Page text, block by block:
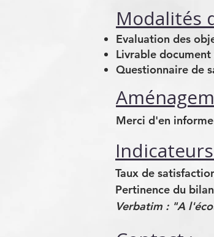
Modalités
Evaluation des
Livrable document
Questionnaire de
Merci d'en
Taux de
Pertinence du
Verbatim : "A